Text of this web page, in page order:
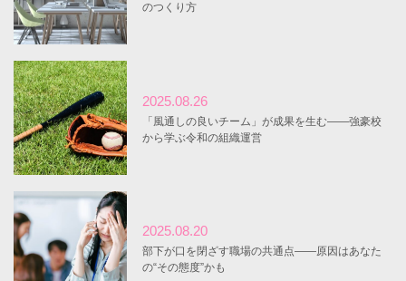
のつくり方
2025.08.26
「風通しの良いチーム」が成果を生む――強豪校
から学ぶ令和の組織運営
2025.08.20
部下が口を閉ざす職場の共通点――原因はあなた
の“その態度”かも